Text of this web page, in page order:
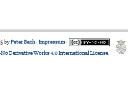
byPeter Bach· Impressum·
Derivative Works 4.0 International License.